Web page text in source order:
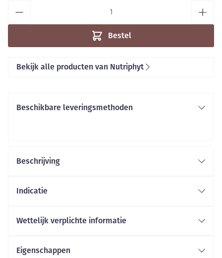
Bestel
Bekijk alle producten van Nutriphyt
Beschikbare leveringsmethoden
Beschrijving
Indicatie
Wettelijk verplichte informatie
Eigenschappen